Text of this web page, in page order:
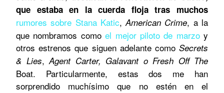
que estaba en la cuerda floja tras muchos
rumores sobre Stana Katic,American Crime, a la
que nombramos comoel mejor piloto de marzoy
otros estrenos que siguen adelante como Secrets
& Lies,Agent Carter, Galavant o Fresh Off The
Boat. Particularmente, estas dos me han
sorprendido muchísimo que no estén en el